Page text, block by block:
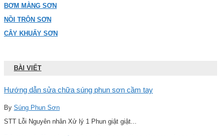
BƠM MÀNG SƠN
NỒI TRỘN SƠN
CÂY KHUẤY SƠN
BÀI VIẾT
Hướng dẫn sửa chữa súng phun sơn cầm tay
By Súng Phun Sơn
STT Lỗi Nguyên nhân Xử lý 1 Phun giật giật...